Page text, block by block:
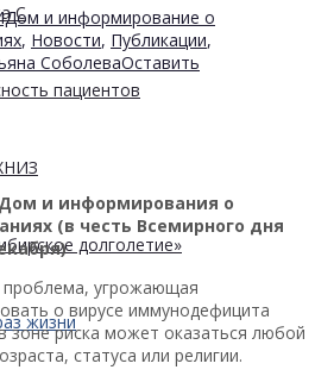
С
пациентов
долголетие»
жизни
и информирование о
, Новости, Публикации,
СоболеваОставить
и информирования о
(в честь Всемирного дня
проблема, угрожающая
о вирусе иммунодефицита
зоне риска может оказаться любой
статуса или религии.